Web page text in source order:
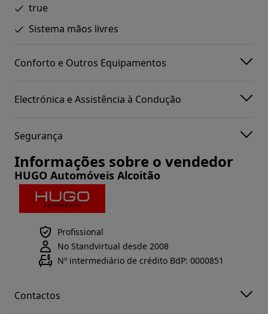
true
Sistema mãos livres
Conforto e Outros Equipamentos
Electrónica e Assistência à Condução
Segurança
Informações sobre o vendedor
HUGO Automóveis Alcoitão
Profissional
No Standvirtual desde 2008
Nº intermediário de crédito BdP: 0000851
Contactos